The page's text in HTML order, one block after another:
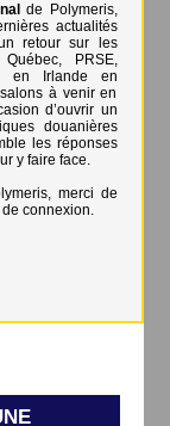
de Polymeris,
actualités
retour sur les
PRSE,
en Irlande en
à venir en
d’ouvrir un
douanières
les réponses
y faire face.
merci de
connexion.